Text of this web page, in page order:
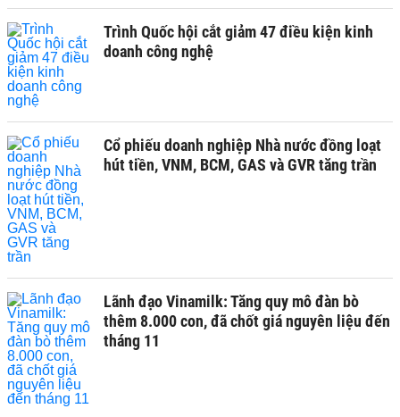
Trình Quốc hội cắt giảm 47 điều kiện kinh
doanh công nghệ
Cổ phiếu doanh nghiệp Nhà nước đồng loạt
hút tiền, VNM, BCM, GAS và GVR tăng trần
Lãnh đạo Vinamilk: Tăng quy mô đàn bò
thêm 8.000 con, đã chốt giá nguyên liệu đến
tháng 11